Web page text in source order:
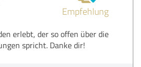
Empfehlung
erlebt, der so offen über die
spricht. Danke dir!